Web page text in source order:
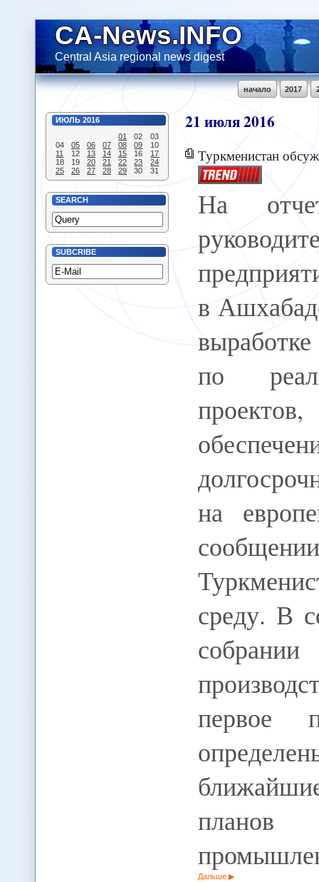
CA-News.INFO
Central Asia regional news digest
2017
начало
ИЮЛЬ 2016
01
02
03
04
05 06 07 08 09
10
11
12 13 14 15 16
17
18
19 20 21 22 23
24
25
26 27 28 29 30 31
SEARCH
SUBCRIBE
21июля2016
Туркменистан обсуждает
На
в
по
на
среду. В
первое
планов
Дальше